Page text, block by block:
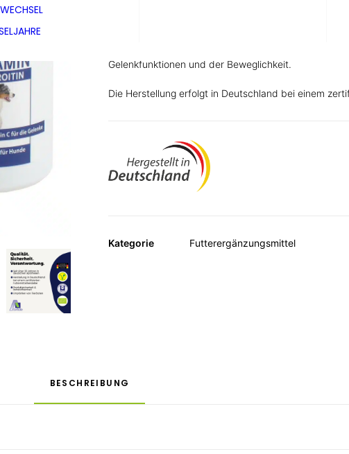
Gelenkfunktionen und der Beweglichkeit.
Die Herstellung erfolgt in Deutschland bei einem
Kategorie Futterergänzungsmittel
BESCHREIBUNG